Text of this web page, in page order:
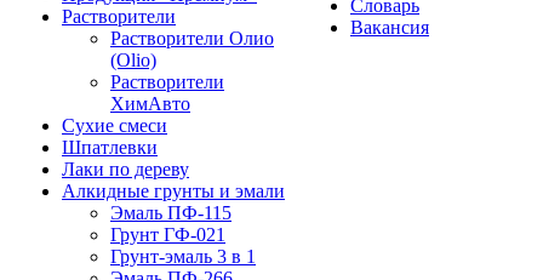
Растворители
Растворители Олио
(Olio)
Растворители
ХимАвто
Сухие смеси
Шпатлевки
Лаки по дереву
Алкидные грунты и эмали
Эмаль ПФ-115
Грунт ГФ-021
Грунт-эмаль 3 в 1
Словарь
Вакансия